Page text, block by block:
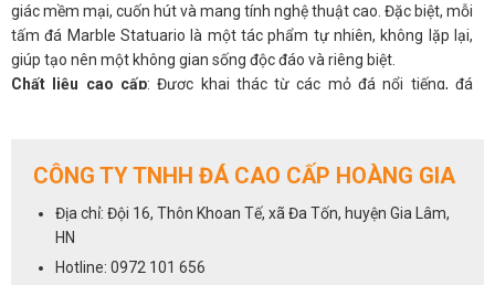
giác mềm mại, cuốn hút và mang tính nghệ thuật cao. Đặc biệt, mỗi
tấm đá Marble Statuario là một tác phẩm tự nhiên, không lặp lại,
giúp tạo nên một không gian sống độc đáo và riêng biệt.
Chất liệu cao cấp: Được khai thác từ các mỏ đá nổi tiếng, đá
thẩm mỹ.
Ứng Dụng Của Đá Marble Statuario
Lát sàn và ốp tường
tường cho các không gian như phòng khách, phòng ngủ, sảnh, biệt
CÔNG TY TNHH ĐÁ CAO CẤP HOÀNG GIA
Địa chỉ: Đội 16, Thôn Khoan Tế, xã Đa Tốn, huyện Gia Lâm,
HN
Hotline: 0972 101 656